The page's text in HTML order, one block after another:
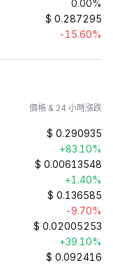
0.00%
$ 0.287295
-15.60%
價格 & 24 小時漲跌
$ 0.290935
+83.10%
$ 0.00613548
+1.40%
$ 0.136585
-9.70%
$ 0.02005253
+39.10%
$ 0.092416